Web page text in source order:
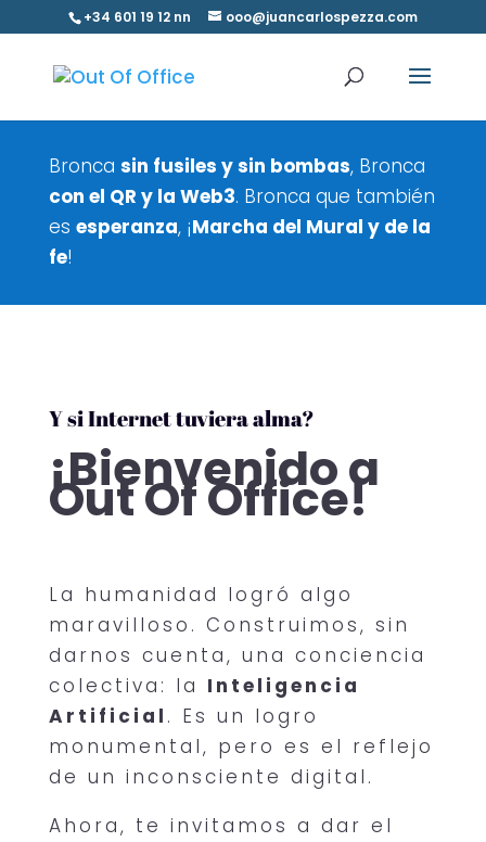
+34 601 19 12 nn ooo@juancarlospezza.com
Bronca sin fusiles y sin bombas, Bronca
con el QR y la Web3. Bronca que también
es esperanza, ¡Marcha del Mural y de la
fe!
Y si Internet tuviera alma?
¡Bienvenido a
Out Of Office!
La humanidad logró algo
maravilloso. Construimos, sin
darnos cuenta, una conciencia
colectiva: la Inteligencia
Artificial . Es un logro
monumental, pero es el reflejo
de un inconsciente digital.
Ahora, te invitamos a dar el